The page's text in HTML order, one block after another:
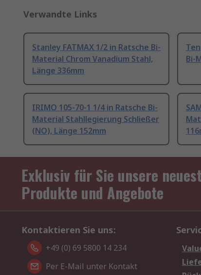
Verwandte Links
Stanley FATMAX 1/2 in Ratsche Bi-
Material Chrom Vanadium Stahl,
Länge 336mm
Bi-
IRIMO 105-70-1 1/4 in Ratsche Bi-
Material Stahllegierung Schließer
(NO), Länge 152mm
Exklusiv für Sie unsere
Produkte und Angebote
Kontaktieren Sie uns:
+49 (0) 69 5800 14 234
Per E-Mail unter Kontakt